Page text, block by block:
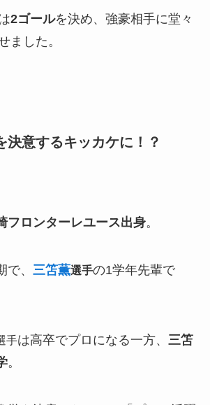
2ゴールを決め、強豪相手に堂々
ました。
決意するキッカケに！？
フロンターレユース出身。
で、 三笘薫選手の1学年先輩で
手は高卒でプロになる一方、 三笘
。